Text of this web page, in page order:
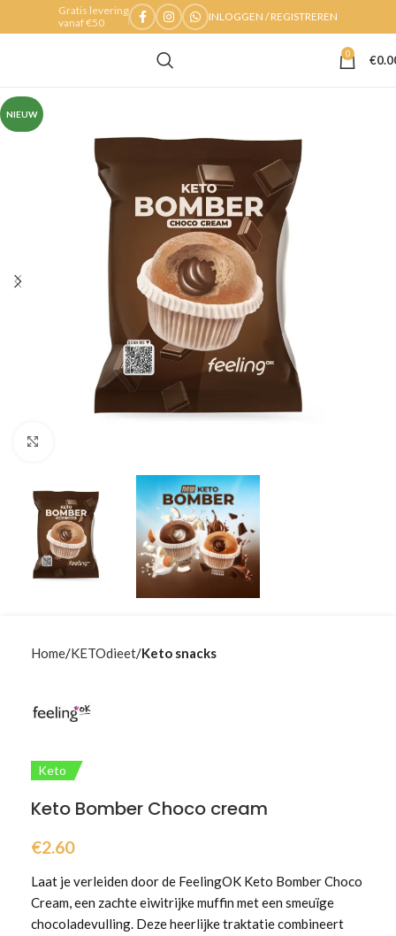
Gratis levering
vanaf €50
INLOGGEN / REGISTREREN
0 €
NIEUW
Home KETOdieet Keto snacks
Keto
Keto Bomber Choco cream
€2.60
Laat je verleiden door de FeelingOK Keto Bomber Choco
Cream, een zachte eiwitrijke muffin met een smeuïge
chocoladevulling. Deze heerlijke traktatie combineert